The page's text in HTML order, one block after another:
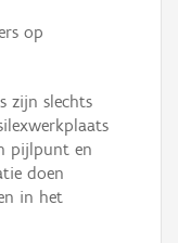
op
zijn slechts
pijlpunt en
doen
in het